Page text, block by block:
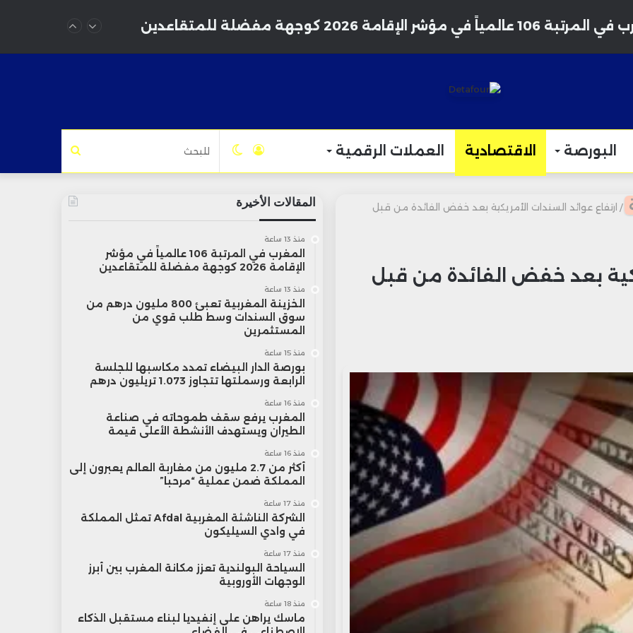
عالمياً في مؤشر الإقامة 2026 كوجهة مفضلة للمتقاعدين
البورصة الاقتصادية العملات الرقمية للبحث الوضعتسجيل
/ ارتفاع عوائد السندات الأمريكية بعد خفض الفائدة من قبل
بعد خفض الفائدة من قبل
المقالات الأخيرة
منذ 13 ساعة
المغرب في المرتبة 106 عالمياً في مؤشر
الإقامة 2026 كوجهة مفضلة للمتقاعدين
منذ 13 ساعة
الخزينة المغربية تعبئ 800 مليون درهم من
سوق السندات وسط طلب قوي من
المستثمرين
منذ 15 ساعة
بورصة الدار البيضاء تمدد مكاسبها للجلسة
الرابعة ورسملتها تتجاوز 1.073 تريليون درهم
منذ 16 ساعة
المغرب يرفع سقف طموحاته في صناعة
الطيران ويستهدف الأنشطة الأعلى قيمة
منذ 16 ساعة
أكثر من 2.7 مليون من مغاربة العالم يعبرون إلى
المملكة ضمن عملية “مرحبا”
منذ 17 ساعة
الشركة الناشئة المغربية Afdal تمثل المملكة
في وادي السيليكون
منذ 17 ساعة
السياحة البولندية تعزز مكانة المغرب بين أبرز
الوجهات الأوروبية
منذ 18 ساعة
ماسك يراهن على إنفيديا لبناء مستقبل الذكاء